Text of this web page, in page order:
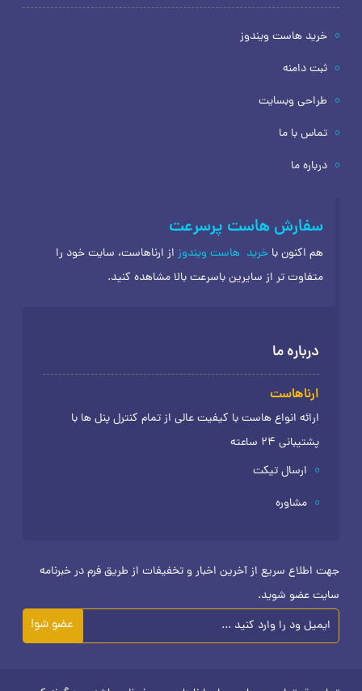
خرید هاست ویندوز
ثبت دامنه
طراحی وبسایت
تماس با ما
درباره ما
سفارش هاست پرسرعت
هم اکنون با خرید هاست ویندوزاز ارناهاست، سایت خود را
متفاوت تر از سایرین باسرعت بالا مشاهده کنید.
درباره ما
ارناهاست
ارائه انواع هاست با کیفیت عالی از تمام کنترل پنل ها با
پشتیبانی 24 ساعته
ارسال تیکت
مشاوره
جهت اطلاع سریع از آخرین اخبار و تخفیفات از طریق فرم در خبرنامه
سایت عضو شوید.